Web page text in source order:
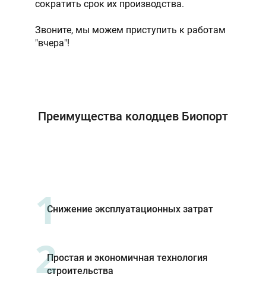
сократить срок их производства.
Звоните, мы можем приступить к работам
"вчера"!
Преимущества колодцев Биопорт
1Снижение эксплуатационных затрат
2Простая и экономичная технология
строительства